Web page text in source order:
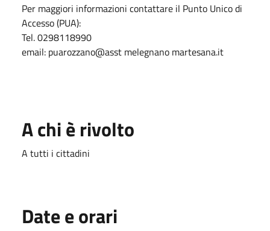
Per maggiori informazioni contattare il Punto Unico di
Accesso (PUA):
Tel. 0298118990
email: puarozzano@asst melegnano martesana.it
A chi è rivolto
A tutti i cittadini
Date e orari